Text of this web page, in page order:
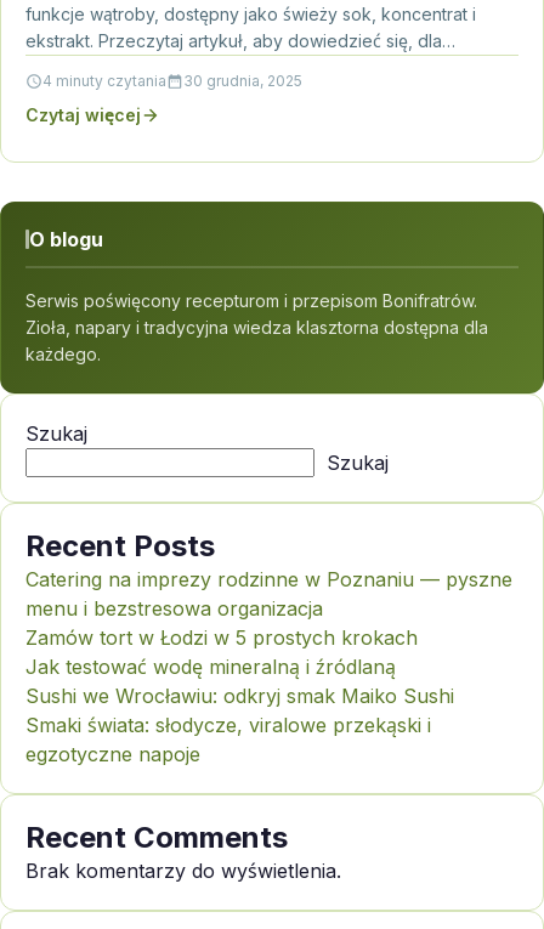
funkcje wątroby, dostępny jako świeży sok, koncentrat i
ekstrakt. Przeczytaj artykuł, aby dowiedzieć się, dla…
4 minuty czytania 30 grudnia, 2025
Czytaj więcej
O blogu
Serwis poświęcony recepturom i przepisom Bonifratrów.
Zioła, napary i tradycyjna wiedza klasztorna dostępna dla
każdego.
Szukaj
Szukaj
Recent Posts
Catering na imprezy rodzinne w Poznaniu — pyszne
menu i bezstresowa organizacja
Zamów tort w Łodzi w 5 prostych krokach
Jak testować wodę mineralną i źródlaną
Sushi we Wrocławiu: odkryj smak Maiko Sushi
Smaki świata: słodycze, viralowe przekąski i
egzotyczne napoje
Recent Comments
Brak komentarzy do wyświetlenia.